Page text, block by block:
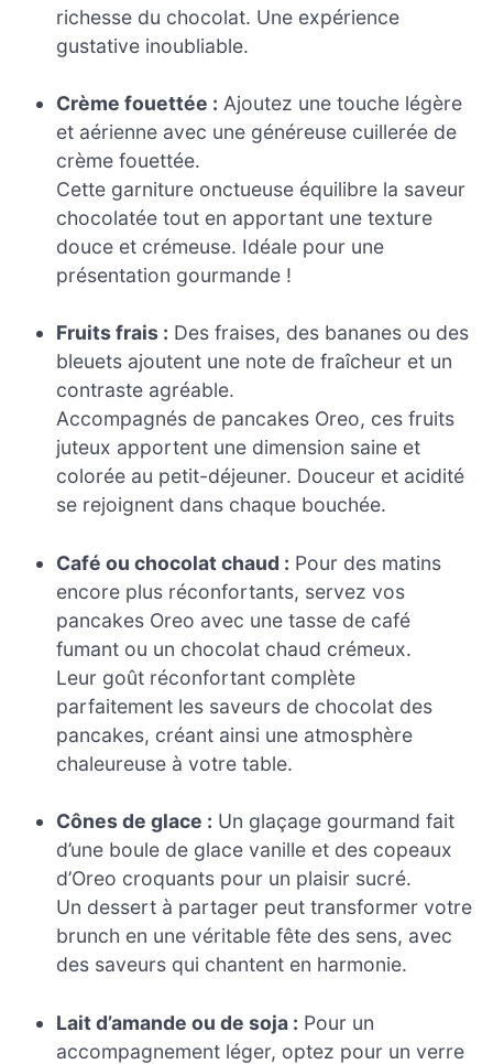
richesse du chocolat. Une expérience
gustative inoubliable.
Crème fouettée : Ajoutez une touche légère
et aérienne avec une généreuse cuillerée de
crème fouettée.
Cette garniture onctueuse équilibre la saveur
chocolatée tout en apportant une texture
douce et crémeuse. Idéale pour une
présentation gourmande !
Fruits frais : Des fraises, des bananes ou des
bleuets ajoutent une note de fraîcheur et un
contraste agréable.
Accompagnés de pancakes Oreo, ces fruits
juteux apportent une dimension saine et
colorée au petit-déjeuner. Douceur et acidité
se rejoignent dans chaque bouchée.
Café ou chocolat chaud : Pour des matins
encore plus réconfortants, servez vos
pancakes Oreo avec une tasse de café
fumant ou un chocolat chaud crémeux.
Leur goût réconfortant complète
parfaitement les saveurs de chocolat des
pancakes, créant ainsi une atmosphère
chaleureuse à votre table.
Cônes de glace : Un glaçage gourmand fait
d’une boule de glace vanille et des copeaux
d’Oreo croquants pour un plaisir sucré.
Un dessert à partager peut transformer votre
brunch en une véritable fête des sens, avec
des saveurs qui chantent en harmonie.
Lait d’amande ou de soja : Pour un
accompagnement léger, optez pour un verre